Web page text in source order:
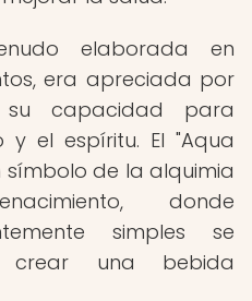
elaborada en
era apreciada por
capacidad para
el espíritu. El "Aqua
símbolo de la alquimia
donde
simples se
crear una bebida